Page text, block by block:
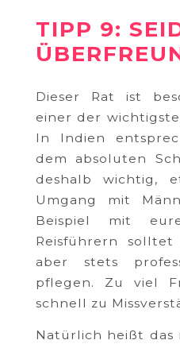
TIPP 9:
Dieser Rat ist
einer der
In Indien
dem absoluten
deshalb wichtig,
Umgang mit
Beispiel mit
Reisführern
aber stets
pflegen. Zu viel
schnell zu
Natürlich heißt das